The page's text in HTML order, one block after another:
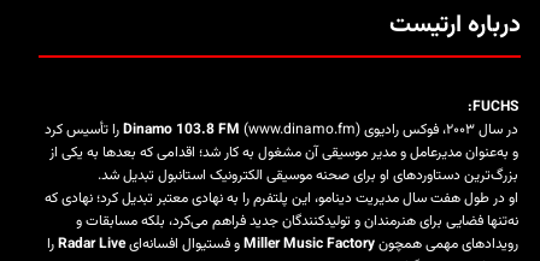
درباره ارتیست
FUCHS:
در سال ۲۰۰۳، فوکس رادیوی
Dinamo 103.8 FM (www.dinamo.fm
) را تأسیس کرد
و به‌عنوان مدیرعامل و مدیر موسیقی آن مشغول به کار شد؛ اقدامی که بعدها به یکی از
بزرگ‌ترین دستاوردهای او برای صحنه موسیقی الکترونیک استانبول تبدیل شد.
او در طول هفت سال مدیریت دینامو، این پلتفرم را به نهادی معتبر تبدیل کرد؛ نهادی که
نه‌تنها فضایی برای هنرمندان و تولیدکنندگان جدید فراهم می‌کرد، بلکه مسابقات و
رویدادهای مهمی همچونMiller Music Factoryو فستیوال افسانه‌ایRadar Liveرا